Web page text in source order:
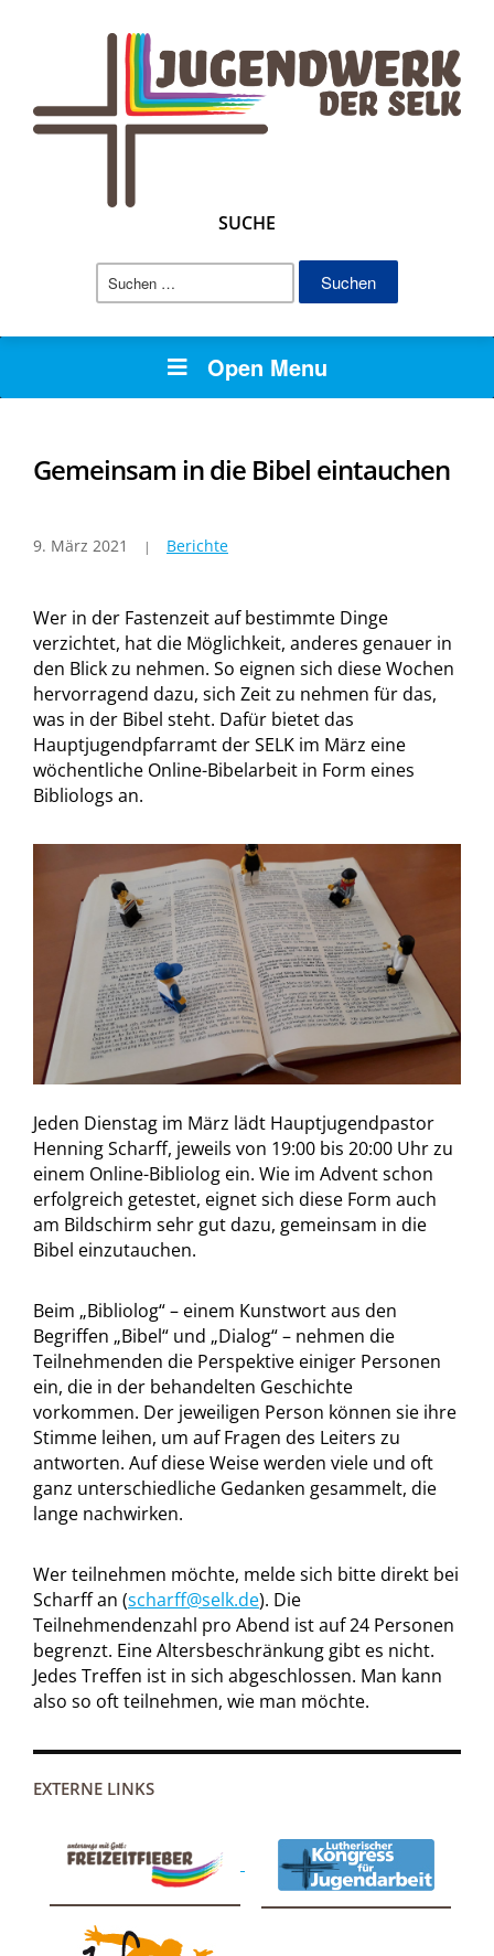
SUCHE
Suchen
Open Menu
Gemeinsam in die Bibel eintauchen
9. März 2021 Berichte
Wer in der Fastenzeit auf bestimmte Dinge
verzichtet, hat die Möglichkeit, anderes genauer in
den Blick zu nehmen. So eignen sich diese Wochen
hervorragend dazu, sich Zeit zu nehmen für das,
was in der Bibel steht. Dafür bietet das
Hauptjugendpfarramt der SELK im März eine
wöchentliche Online-Bibelarbeit in Form eines
Bibliologs an.
Jeden Dienstag im März lädt Hauptjugendpastor
Henning Scharff, jeweils von 19:00 bis 20:00 Uhr zu
einem Online-Bibliolog ein. Wie im Advent schon
erfolgreich getestet, eignet sich diese Form auch
am Bildschirm sehr gut dazu, gemeinsam in die
Bibel einzutauchen.
Beim „Bibliolog“ – einem Kunstwort aus den
Begriffen „Bibel“ und „Dialog“ – nehmen die
Teilnehmenden die Perspektive einiger Personen
ein, die in der behandelten Geschichte
vorkommen. Der jeweiligen Person können sie ihre
Stimme leihen, um auf Fragen des Leiters zu
antworten. Auf diese Weise werden viele und oft
ganz unterschiedliche Gedanken gesammelt, die
lange nachwirken.
Wer teilnehmen möchte, melde sich bitte direkt bei
Scharff an (scharff@selk.de). Die
Teilnehmendenzahl pro Abend ist auf 24 Personen
begrenzt. Eine Altersbeschränkung gibt es nicht.
Jedes Treffen ist in sich abgeschlossen. Man kann
also so oft teilnehmen, wie man möchte.
EXTERNE LINKS